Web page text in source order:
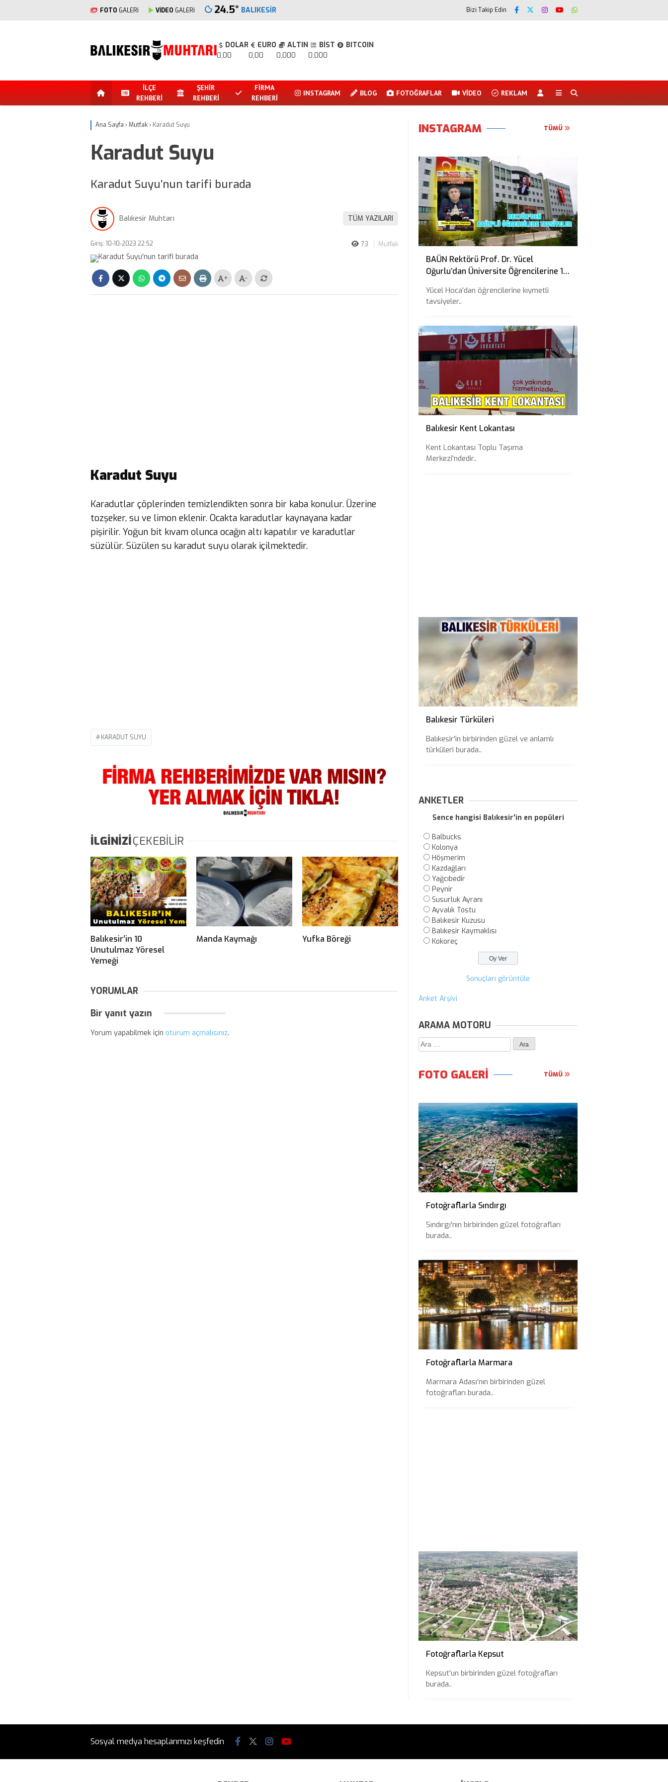
FOTO GALERİ VİDEO GALERİ 24.5° BALIKESIR Bizi Takip Edin
DOLAR
0,00
EURO
0,00
ALTIN
0,000
BİST
0,000
BITCOIN
İLÇE
REHBERİ
ŞEHİR
REHBERİ
FİRMA
REHBERİ
INSTAGRAM BLOG FOTOĞRAFLAR VİDEO REKLAM
Ana Sayfa ›Mutfak› Karadut Suyu
Karadut Suyu
Karadut Suyu’nun tarifi burada
Balıkesir Muhtarı TÜM YAZILARI
Giriş: 10-10-2023 22:52 73 Mutfak
+ -
Karadut Suyu
Karadutlar çöplerinden temizlendikten sonra bir kaba konulur. Üzerine
tozşeker, su ve limon eklenir. Ocakta karadutlar kaynayana kadar
pişirilir. Yoğun bit kıvam olunca ocağın altı kapatılır ve karadutlar
süzülür. Süzülen su karadut suyu olarak içilmektedir.
KARADUT SUYU
İLGİNİZİÇEKEBİLİR
Balıkesir’in 10
Unutulmaz Yöresel
Yemeği
Manda Kaymağı Yufka Böreği
YORUMLAR
Bir yanıt yazın
Yorum yapabilmek için oturum açmalısınız.
INSTAGRAM TÜMÜ
BAÜN Rektörü Prof. Dr. Yücel
Oğurlu’dan Üniversite Öğrencilerine 10
Yücel Hoca'dan öğrencilerine kıymetli
tavsiyeler..
Balıkesir Kent Lokantası
Kent Lokantası Toplu Taşıma
Merkezi'ndedir..
Balıkesir Türküleri
Balıkesir'in birbirinden güzel ve anlamlı
türküleri burada..
ANKETLER
Sence hangisi Balıkesir'in en popüleri
Balbucks
Kolonya
Höşmerim
Kazdağları
Yağcıbedir
Peynir
Susurluk Ayranı
Ayvalık Tostu
Balıkesir Kuzusu
Balıkesir Kaymaklısı
Kokoreç
Sonuçları görüntüle
Anket Arşivi
ARAMA MOTORU
Arama:
FOTO GALERİ TÜMÜ
Fotoğraflarla Sındırgı
Sındırgı'nın birbirinden güzel fotoğrafları
burada..
Fotoğraflarla Marmara
Marmara Adası'nın birbirinden güzel
fotoğrafları burada..
Fotoğraflarla Kepsut
Kepsut'un birbirinden güzel fotoğrafları
burada..
Sosyal medya hesaplarımızı keşfedin